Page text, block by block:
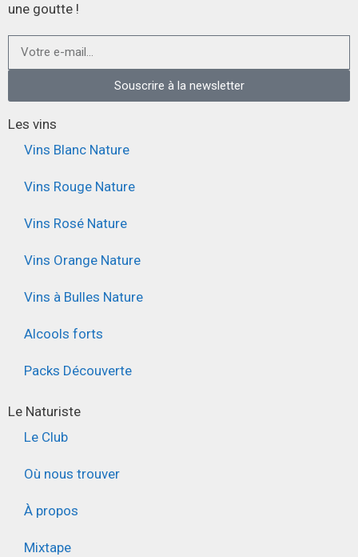
une goutte !
Souscrire à la newsletter
Les vins
Vins Blanc Nature
Vins Rouge Nature
Vins Rosé Nature
Vins Orange Nature
Vins à Bulles Nature
Alcools forts
Packs Découverte
Le Naturiste
Le Club
Où nous trouver
À propos
Mixtape